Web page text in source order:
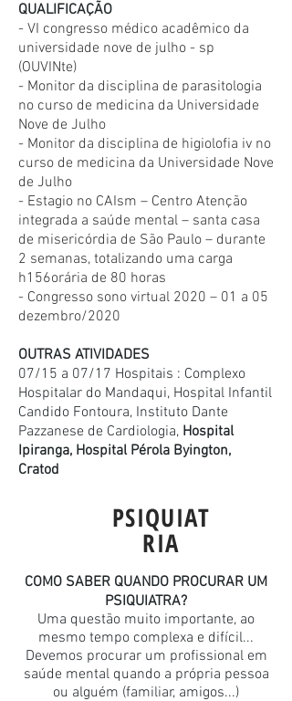
QUALIFICAÇÃO
- VI congresso médico acadêmico da
universidade nove de julho - sp
(OUVINte)
- Monitor da disciplina de parasitologia
no curso de medicina da Universidade
Nove de Julho
- Monitor da disciplina de higiolofia iv no
curso de medicina da Universidade Nove
de Julho
- Estagio no CAIsm – Centro Atenção
integrada a saúde mental – santa casa
de misericórdia de São Paulo – durante
2 semanas, totalizando uma carga
h156orária de 80 horas
- Congresso sono virtual 2020 – 01 a 05
dezembro/2020
OUTRAS ATIVIDADES
07/15 a 07/17 Hospitais : Complexo
Hospitalar do Mandaqui, Hospital Infantil
Candido Fontoura, Instituto Dante
Pazzanese de Cardiologia, Hospital
Ipiranga, Hospital Pérola Byington,
Cratod
PSIQUIAT
RIA
COMO SABER QUANDO PROCURAR UM
PSIQUIATRA?
Uma questão muito importante, ao
mesmo tempo complexa e difícil...
Devemos procurar um profissional em
saúde mental quando a própria pessoa
ou alguém (familiar, amigos...)